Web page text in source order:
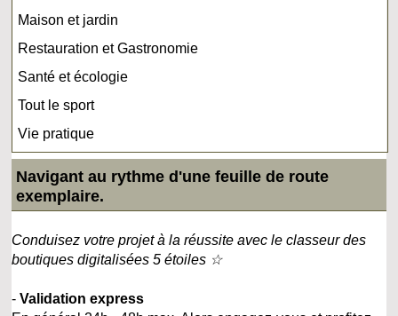
Maison et jardin
Restauration et Gastronomie
Santé et écologie
Tout le sport
Vie pratique
Navigant au rythme d'une feuille de route
exemplaire.
Conduisez votre projet à la réussite avec le classeur des
boutiques digitalisées 5 étoiles ☆
-Validation express